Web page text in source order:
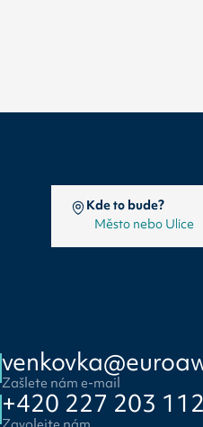
Kde to bude?
Zašlete nám e-mail
+420 227 203 112